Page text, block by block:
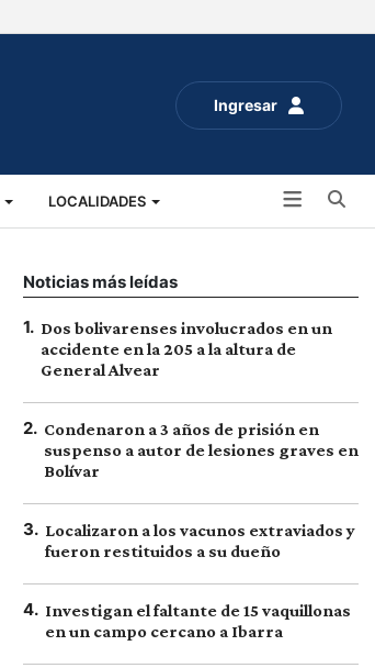
Ingresar
LOCALIDADES
Noticias más leídas
1. Dos bolivarenses involucrados en un
accidente en la 205 a la altura de
General Alvear
2. Condenaron a 3 años de prisión en
suspenso a autor de lesiones graves en
Bolívar
3. Localizaron a los vacunos extraviados y
fueron restituidos a su dueño
4. Investigan el faltante de 15 vaquillonas
en un campo cercano a Ibarra